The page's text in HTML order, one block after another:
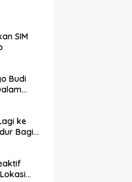
SIM
Budi
ke
Bagi